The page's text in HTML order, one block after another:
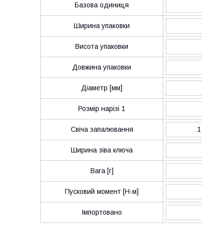
Базова одиниця
Ширина упаковки
Висота упаковки
Довжина упаковки
Діаметр [мм]
Розмір нарізі 1
Свіча запалювання 1
Ширина зіва ключа
Вага [г]
Пусковий момент [Н·м]
Імпортовано